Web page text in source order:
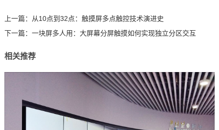
上一篇：
从10点到32点：触摸屏多点触控技术演进史
下一篇： 一块屏多人用：大屏幕分屏触摸如何实现独立分区交互
相关推荐